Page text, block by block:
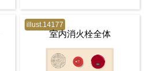
illust.14177
室内消火栓全体